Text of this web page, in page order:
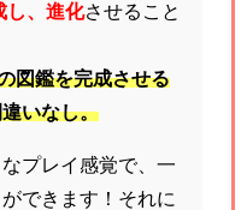
し、進化させること
図鑑を完成させる
いなし。
プレイ感覚で、一
できます！それに